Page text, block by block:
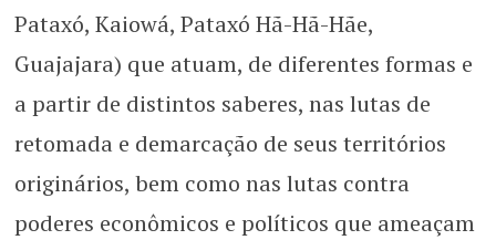
Pataxó, Kaiowá, Pataxó Hã-Hã-Hãe,
Guajajara) que atuam, de diferentes formas e
a partir de distintos saberes, nas lutas de
retomada e demarcação de seus territórios
originários, bem como nas lutas contra
poderes econômicos e políticos que ameaçam